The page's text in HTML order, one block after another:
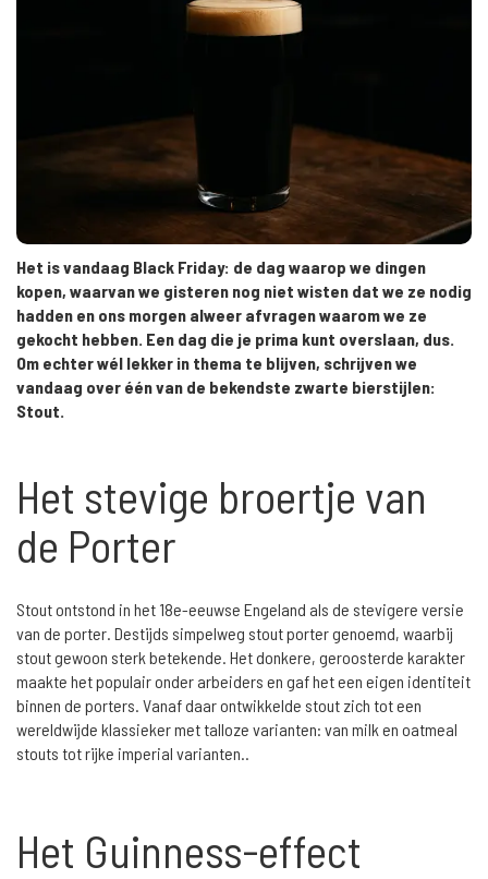
Het is vandaag Black Friday: de dag waarop we dingen
kopen, waarvan we gisteren nog niet wisten dat we ze nodig
hadden en ons morgen alweer afvragen waarom we ze
gekocht hebben. Een dag die je prima kunt overslaan, dus.
Om echter wél lekker in thema te blijven, schrijven we
vandaag over één van de bekendste zwarte bierstijlen:
Stout.
Het stevige broertje van
de Porter
Stout ontstond in het 18e-eeuwse Engeland als de stevigere versie
van de porter. Destijds simpelweg stout porter genoemd, waarbij
stout gewoon sterk betekende. Het donkere, geroosterde karakter
maakte het populair onder arbeiders en gaf het een eigen identiteit
binnen de porters. Vanaf daar ontwikkelde stout zich tot een
wereldwijde klassieker met talloze varianten: van milk en oatmeal
stouts tot rijke imperial varianten..
Het Guinness-effect